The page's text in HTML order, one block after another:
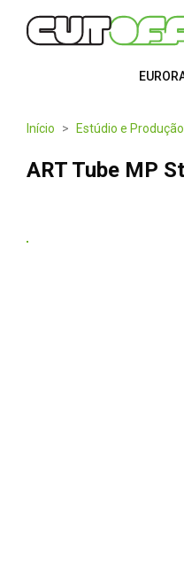
Início Estúdio e Produção
ART Tube MP